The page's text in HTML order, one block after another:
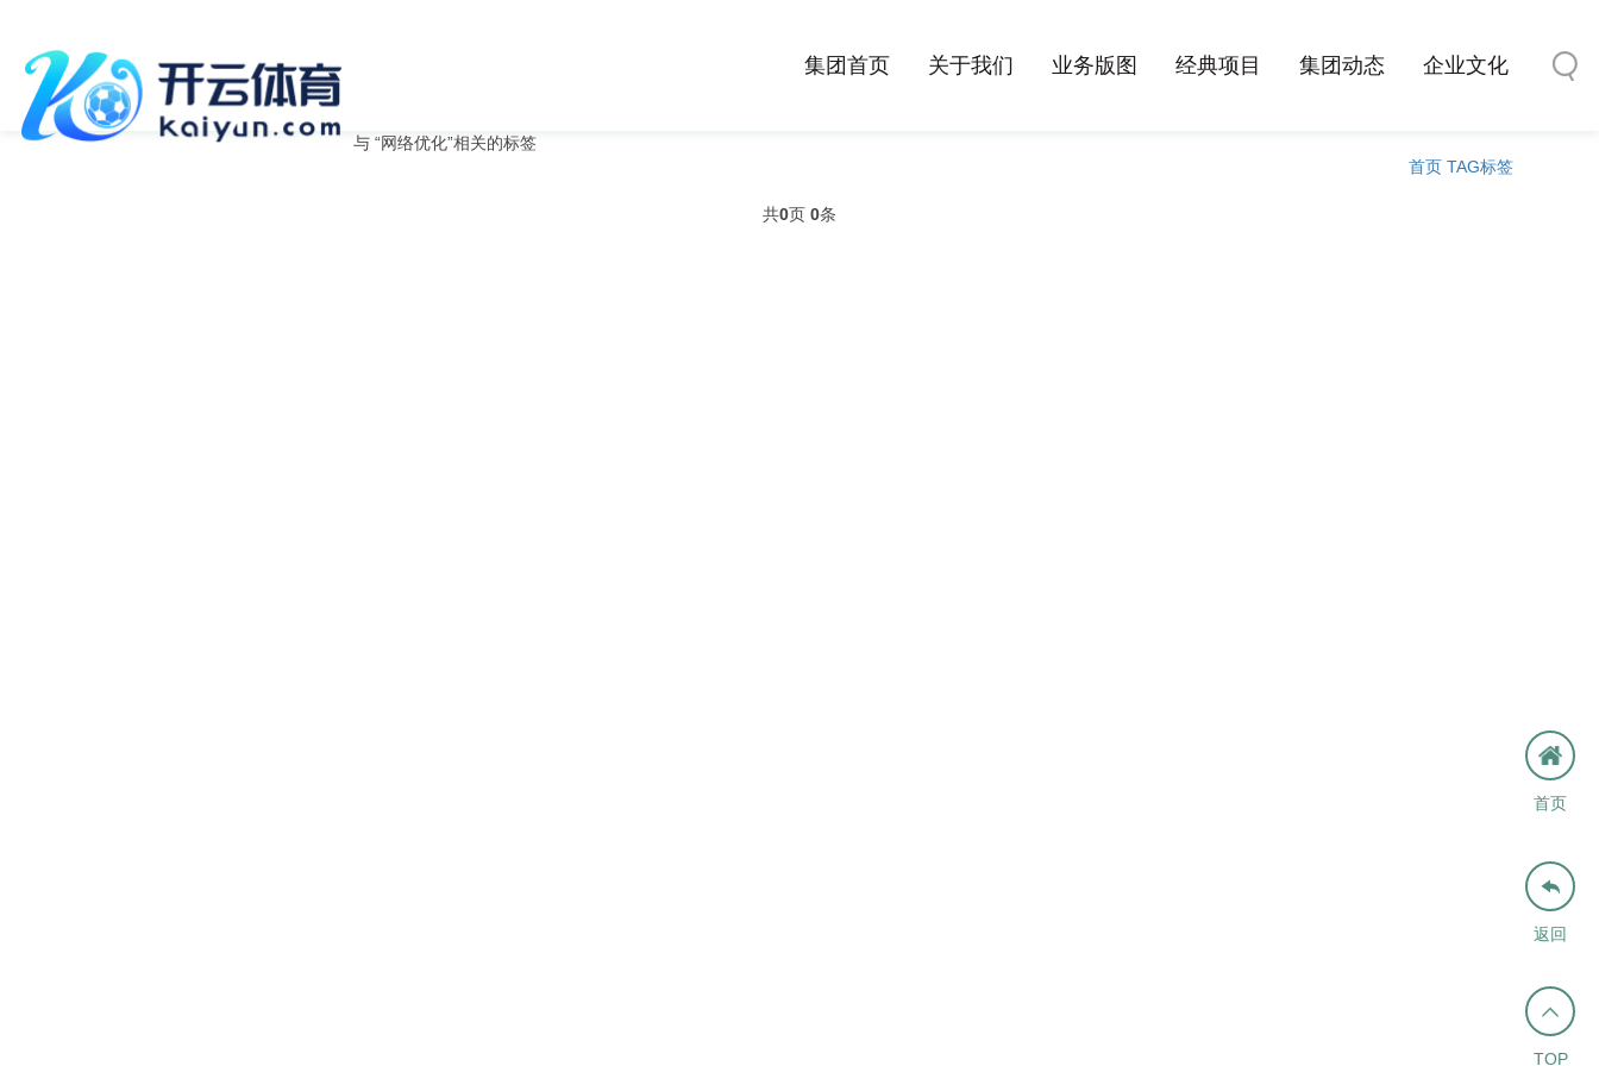
集团首页 关于我们 业务版图 经典项目 集团动态 企业文化
与 “网络优化”相关的标签
首页 TAG标签
共0页 0条
首页

TOP

返回